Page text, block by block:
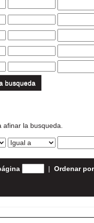
busqueda
afinar la busqueda.
| Ordenar por